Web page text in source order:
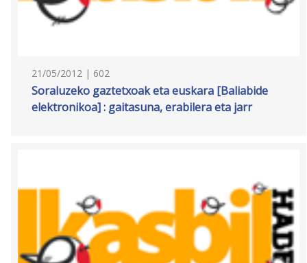
21/05/2012 | 602
Soraluzeko gaztetxoak eta euskara [Baliabide
elektronikoa] : gaitasuna, erabilera eta jarr